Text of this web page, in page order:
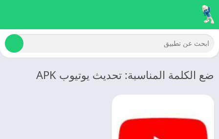
ضع الكلمة المناسبة: تحديث يوتيوب APK